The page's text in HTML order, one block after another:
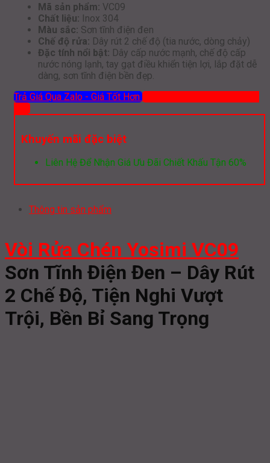
Mã sản phẩm: VC09
Chất liệu: Inox 304
Màu sắc: Sơn tĩnh điện đen
Chế độ rửa: Dây rút 2 chế độ (tia nước, dòng chảy)
Đặc tính nổi bật: Dây cấp nước mạnh, chế độ cấp
nước nóng lạnh, tay gạt điều khiển tiện lợi, lắp đặt dễ
dàng, sơn tĩnh điện bền đẹp.
Trả Giá Qua Zalo - Giá Tốt Hơn Mua hàng qua ĐT: 0919 386
012
Khuyến mãi đặc biệt
Liên Hệ Để Nhận Giá Ưu Đãi Chiết Khấu Tận 60%
Thông tin sản phẩm
Vòi Rửa Chén Yosimi VC09
Sơn Tĩnh Điện Đen – Dây Rút
2 Chế Độ, Tiện Nghi Vượt
Trội, Bền Bỉ Sang Trọng